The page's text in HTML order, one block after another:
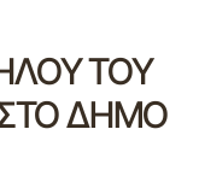
ΤΟΥ
ΔΗΜΟ